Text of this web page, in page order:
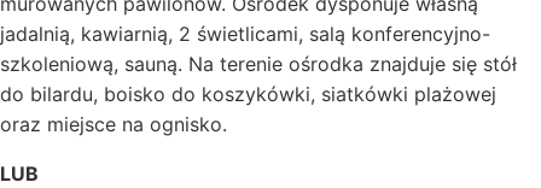
jadalnią, kawiarnią, 2 świetlicami, salą konferencyjno-
szkoleniową, sauną. Na terenie ośrodka znajduje się stół
do bilardu, boisko do koszykówki, siatkówki plażowej
oraz miejsce na ognisko.
LUB